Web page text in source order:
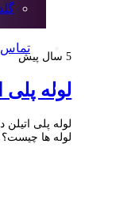
تماس
5 سال پیش
لوله پلی
لوله پلی
لوله ها